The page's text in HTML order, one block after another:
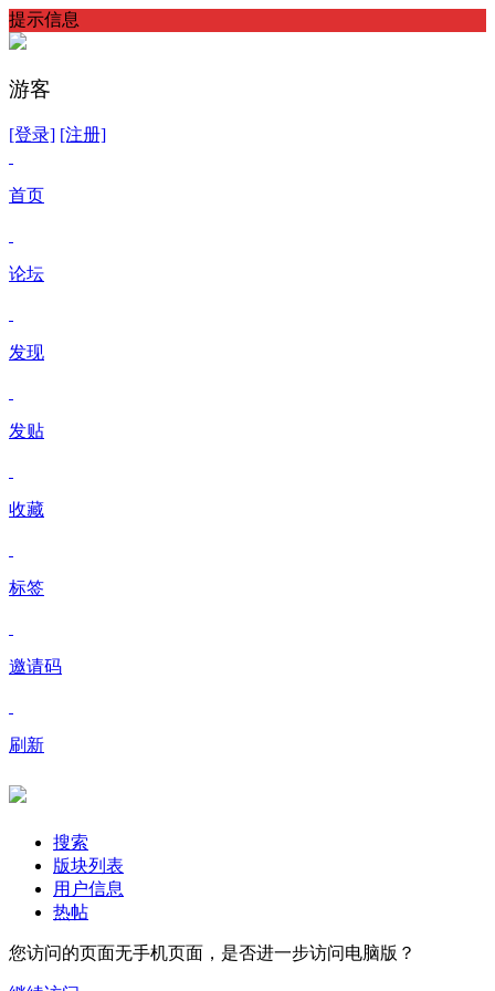
提示信息
游客
[登录] [注册]
首页
论坛
发现
发贴
收藏
标签
邀请码
刷新
搜索
版块列表
用户信息
热帖
您访问的页面无手机页面，是否进一步访问电脑版？